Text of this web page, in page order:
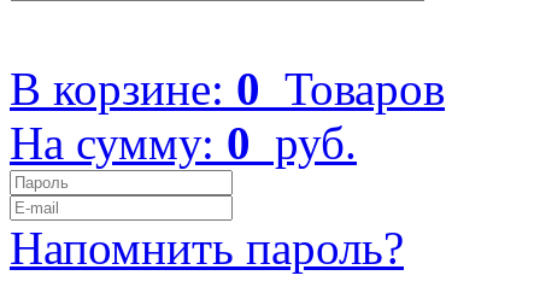
В корзине: 0 Товаров
На сумму: 0 руб.
Напомнить пароль?